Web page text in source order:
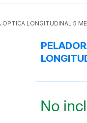
OPTICA LONGITUDINAL 5
No